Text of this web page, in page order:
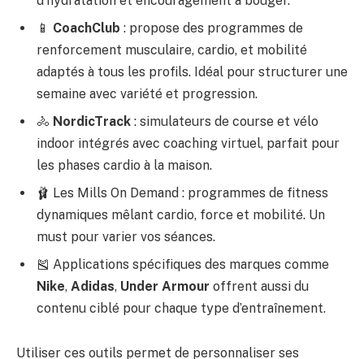
📱 CoachClub : propose des programmes de
renforcement musculaire, cardio, et mobilité
adaptés à tous les profils. Idéal pour structurer une
semaine avec variété et progression.
🚴 NordicTrack : simulateurs de course et vélo
indoor intégrés avec coaching virtuel, parfait pour
les phases cardio à la maison.
🩰 Les Mills On Demand : programmes de fitness
dynamiques mêlant cardio, force et mobilité. Un
must pour varier vos séances.
🎽 Applications spécifiques des marques comme
Nike, Adidas, Under Armour offrent aussi du
contenu ciblé pour chaque type d’entraînement.
Utiliser ces outils permet de personnaliser ses